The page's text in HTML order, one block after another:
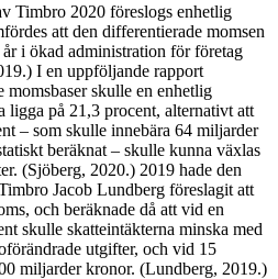
Timbro 2020 föreslogs enhetlig
att den differentierade momsen
i ökad administration för företag
I en uppföljande rapport
momsbaser skulle en enhetlig
ligga på 21,3 procent, alternativt att
– som skulle innebära 64 miljarder
beräknat – skulle kunna växlas
(Sjöberg, 2020.) 2019 hade den
Jacob Lundberg föreslagit att
och beräknade då att vid en
skulle skatteintäkterna minska med
utgifter, och vid 15
miljarder kronor. (Lundberg, 2019.)